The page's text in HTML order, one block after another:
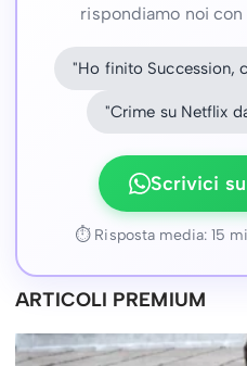
rispondiamo noi
"Ho finito Succession,
"Crime su Netflix
Scrivici
⏱ Risposta media: 15
ARTICOLI PREMIUM